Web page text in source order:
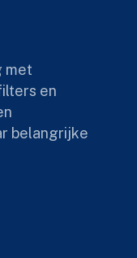
met
en
belangrijke